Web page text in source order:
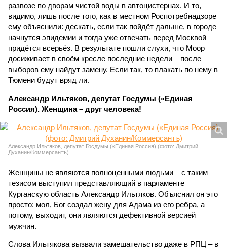
развозе по дворам чистой воды в автоцистернах. И то,
видимо, лишь после того, как в местном Роспотребнадзоре
ему объяснили: дескать, если так пойдёт дальше, в городе
начнутся эпидемии и тогда уже отвечать перед Москвой
придётся всерьёз. В результате пошли слухи, что Моор
досиживает в своём кресле последние недели – после
выборов ему найдут замену. Если так, то плакать по нему в
Тюмени будут вряд ли.
Александр Ильтяков, депутат Госдумы («Единая
Россия). Женщина – друг человека!
Александр Ильтяков, депутат Госдумы («Единая Россия) (фото: Дмитрий
Духанин/Коммерсантъ)
Женщины не являются полноценными людьми – с таким
тезисом выступил представляющий в парламенте
Курганскую область Александр Ильтяков. Объяснил он это
просто: мол, Бог создал жену для Адама из его ребра, а
потому, выходит, они являются дефективной версией
мужчин.
Слова Ильтякова вызвали замешательство даже в РПЦ – в